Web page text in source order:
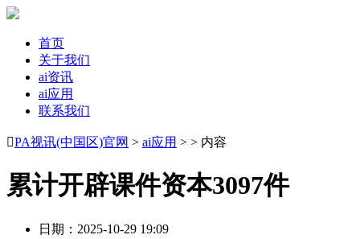
首页
关于我们
ai资讯
ai应用
联系我们
PA视讯(中国区)官网 > ai应用 > > 内容
累计开辟课件资本3097件
日期：2025-10-29 19:09